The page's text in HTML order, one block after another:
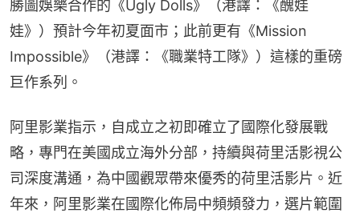
勝圖娛樂合作的《Ugly Dolls》（港譯：《醜娃
娃》）預計今年初夏面市；此前更有《Mission
Impossible》（港譯：《職業特工隊》）這樣的重磅
巨作系列。
阿里影業指示，自成立之初即確立了國際化發展戰
略，專門在美國成立海外分部，持續與荷里活影視公
司深度溝通，為中國觀眾帶來優秀的荷里活影片。近
年來，阿里影業在國際化佈局中頻頻發力，選片範圍